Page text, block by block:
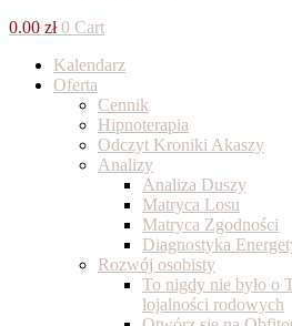
0.00 zł 0 Cart
Kalendarz
Oferta
Cennik
Hipnoterapia
Odczyt Kroniki Akaszy
Analizy
Analiza Duszy
Matryca Losu
Matryca Zgodności
Diagnostyka
Rozwój osobisty
To nigdy nie było o
lojalności rodowych